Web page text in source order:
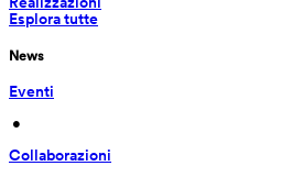
Esplora tutte
News
Eventi
•
Collaborazioni